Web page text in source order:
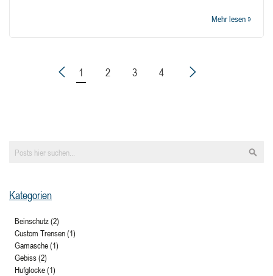
Mehr lesen »
1 2 3 4
Kategorien
Beinschutz(2)
Custom Trensen(1)
Gamasche(1)
Gebiss(2)
Hufglocke(1)